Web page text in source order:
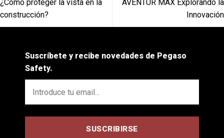
¿Cómo proteger la vista en la
construcción?
AVENTUR MAX Explorando la
Innovación
Suscríbete y recibe novedades de Pegaso
Safety.